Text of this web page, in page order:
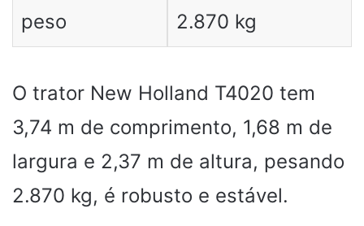
peso 2.870 kg
O trator New Holland T4020 tem
3,74 m de comprimento, 1,68 m de
largura e 2,37 m de altura, pesando
2.870 kg, é robusto e estável.